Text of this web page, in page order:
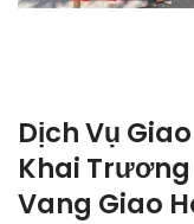
Dịch Vụ
Khai Trương
Vang Giao